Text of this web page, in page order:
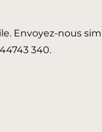
Envoyez-nous
340.